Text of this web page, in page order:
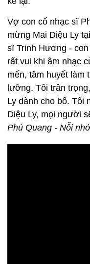
Vợ con cố nhạc sĩ
mừng Mai Diệu Ly
sĩ Trinh Hương - con
rất vui khi âm nhạc
mến, tâm huyết làm
lưỡng. Tôi trân
Ly dành cho bố. Tôi
Diệu Ly, mọi người
Phú Quang - Nỗi